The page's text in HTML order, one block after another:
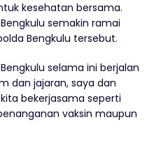
kesehatan bersama.
semakin ramai
Bengkulu tersebut.
selama ini berjalan
dan jajaran, saya dan
bekerjasama seperti
vaksin maupun